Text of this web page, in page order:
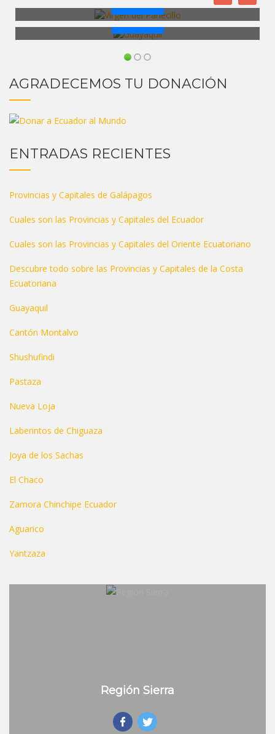
Leer Más
AGRADECEMOS TU DONACIÓN
ENTRADAS RECIENTES
Provincias y Capitales de Galápagos
Cuales son las Provincias y Capitales del Ecuador
Cuales son las Provincias y Capitales del Oriente Ecuatoriano
Descubre todo sobre las Provincias y Capitales de la Costa
Ecuatoriana
Guayaquil
Cantón Montalvo
Shushufindi
Pastaza
Nueva Loja
Laberintos de Chiguaza
Joya de los Sachas
El Chaco
Zamora Chinchipe Ecuador
Aguarico
Yantzaza
Región Sierra